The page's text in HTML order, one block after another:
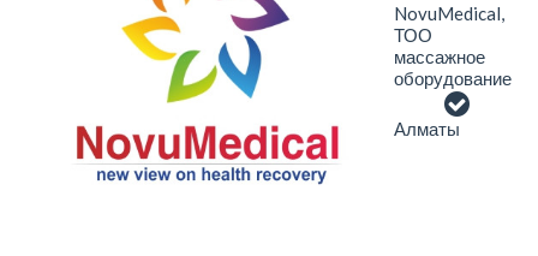
NovuMedical,
ТОО
массажное
оборудование
Алматы